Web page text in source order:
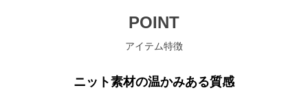
POINT
アイテム特徴
ニット素材の温かみある質感